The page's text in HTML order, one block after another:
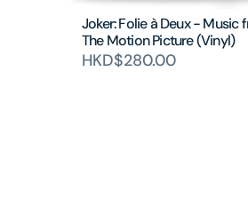
Joker: Folie à Deux - Music
The Motion Picture (Vinyl)
HKD$280.00